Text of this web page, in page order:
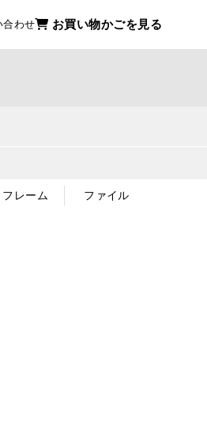
合わせ お買い物かごを見る
フレーム ファイル